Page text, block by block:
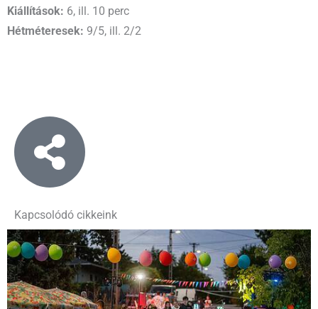
Kiállítások: 6, ill. 10 perc
Hétméteresek: 9/5, ill. 2/2
Kapcsolódó cikkeink